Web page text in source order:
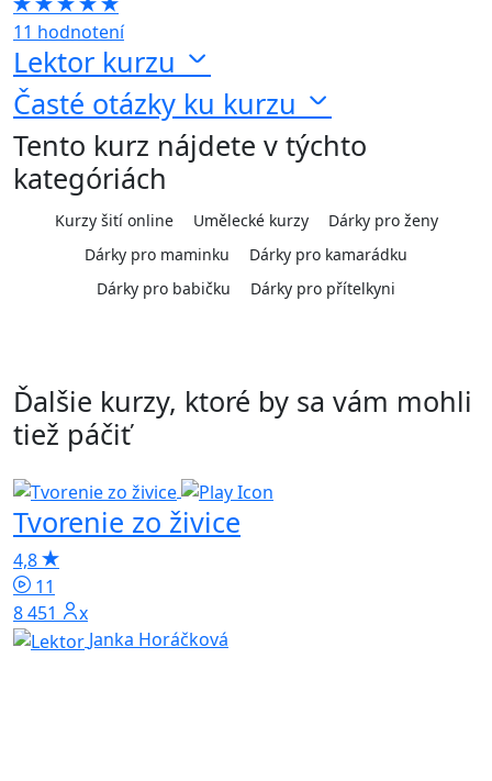
11 hodnotení
Lektor kurzu
Časté otázky ku kurzu
Tento kurz nájdete v týchto
kategóriách
Kurzy šití online Umělecké kurzy
Dárky pro ženy
Dárky pro maminku
Dárky pro kamarádku
Dárky pro babičku
Dárky pro přítelkyni
Ďalšie kurzy, ktoré by sa vám mohli
tiež páčiť
Tvorenie zo živice
4,8
11
8 451x
Janka Horáčková